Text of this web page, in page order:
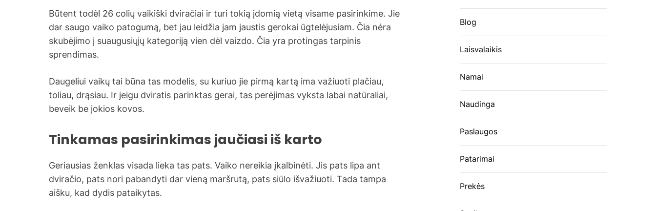
Būtent todėl 26 colių vaikiški dviračiai ir turi tokią įdomią vietą visame pasirinkime. Jie
dar saugo vaiko patogumą, bet jau leidžia jam jaustis gerokai ūgtelėjusiam. Čia nėra
skubėjimo į suaugusiųjų kategoriją vien dėl vaizdo. Čia yra protingas tarpinis
sprendimas.
Daugeliui vaikų tai būna tas modelis, su kuriuo jie pirmą kartą ima važiuoti plačiau,
toliau, drąsiau. Ir jeigu dviratis parinktas gerai, tas perėjimas vyksta labai natūraliai,
beveik be jokios kovos.
Tinkamas pasirinkimas jaučiasi iš karto
Geriausias ženklas visada lieka tas pats. Vaiko nereikia įkalbinėti. Jis pats lipa ant
dviračio, pats nori pabandyti dar vieną maršrutą, pats siūlo išvažiuoti. Tada tampa
aišku, kad dydis pataikytas.
Blog
Laisvalaikis
Namai
Naudinga
Paslaugos
Patarimai
Prekės